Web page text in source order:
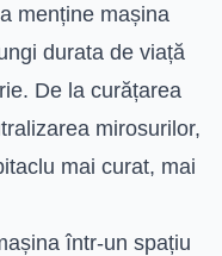
menține mașina
durata de viață
De la curățarea
mirosurilor,
mai curat, mai
într-un spațiu